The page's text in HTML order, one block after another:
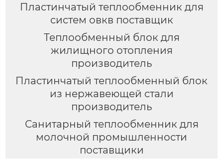
Пластинчатый теплообменник для
систем овкв поставщик
Теплообменный блок для
жилищного отопления
производитель
Пластинчатый теплообменный блок
из нержавеющей стали
производитель
Санитарный теплообменник для
молочной промышленности
поставщики